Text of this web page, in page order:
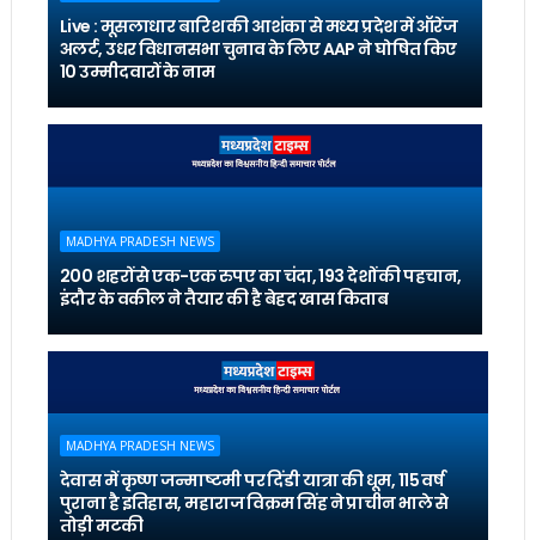
Live : मूसलाधार बारिश की आशंका से मध्य प्रदेश में ऑरेंज
अलर्ट, उधर विधानसभा चुनाव के लिए AAP ने घोषित किए
10 उम्मीदवारों के नाम
MADHYA PRADESH NEWS
200 शहरों से एक-एक रुपए का चंदा, 193 देशों की पहचान,
इंदौर के वकील ने तैयार की है बेहद खास किताब
MADHYA PRADESH NEWS
देवास में कृष्ण जन्माष्टमी पर दिंडी यात्रा की धूम, 115 वर्ष
पुराना है इतिहास, महाराज विक्रम सिंह ने प्राचीन भाले से
तोड़ी मटकी